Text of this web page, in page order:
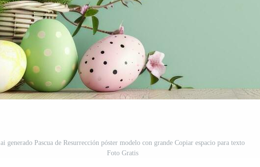
ai generado Pascua de Resurrección póster modelo con grande Copiar espacio para texto
Foto Gratis